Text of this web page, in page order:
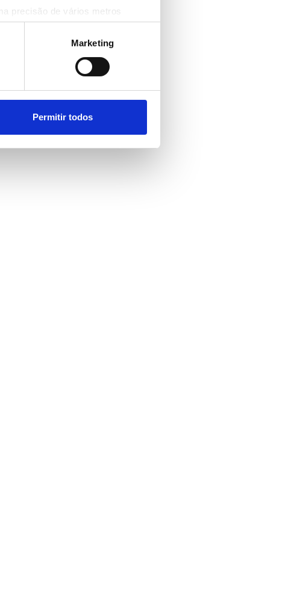
precisão de vários metros
(impressão digital)
na
secção de detalhes
parceiros de redes sociais, de
ou recolhidas por estes a
Marketing
Permitir todos